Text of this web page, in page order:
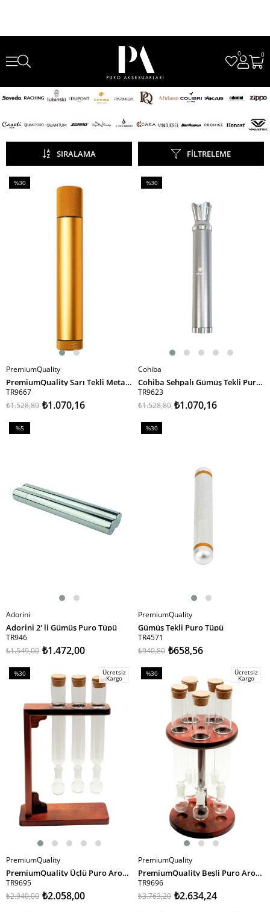
0
0
FILTRELEME
SIRALAMA
SEPETE EKLE
%30
PremiumQuality
PremiumQuality Sarı Tekli Metal Puro Tüpü
TR9667
₺1.070,16
₺1.528,80
SEPETE EKLE
%30
Cohiba
Cohiba Sehpalı Gümüş Tekli Puro Tüpü
TR9623
₺1.070,16
₺1.528,80
SEPETE EKLE
%5
Adorini
Adorini 2' li Gümüş Puro Tüpü
TR946
₺1.472,00
₺1.549,00
SEPETE EKLE
%30
PremiumQuality
Gümüş Tekli Puro Tüpü
TR4571
₺658,56
₺940,80
SEPETE EKLE
%30
Ücretsiz
Kargo
PremiumQuality
PremiumQuality Üçlü Puro Aromalandırma Seti - TR9695
TR9695
₺2.058,00
₺2.940,00
SEPETE EKLE
%30
%30İndirim
Ücretsiz
Kargo
PremiumQuality
PremiumQuality Beşli Puro Aromalandırma Seti - TR9696
TR9696
₺2.634,24
₺3.763,20